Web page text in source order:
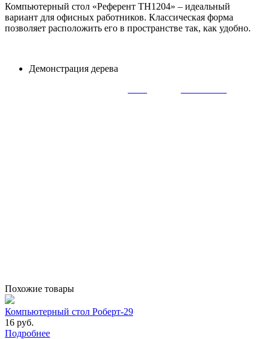
Компьютерный стол «Референт TH1204» – идеальный
вариант для офисных работников. Классическая форма
позволяет расположить его в пространстве так, как удобно.
Демонстрация дерева
Похожие товары
Компьютерный стол Роберт-29
16 руб.
Подробнее